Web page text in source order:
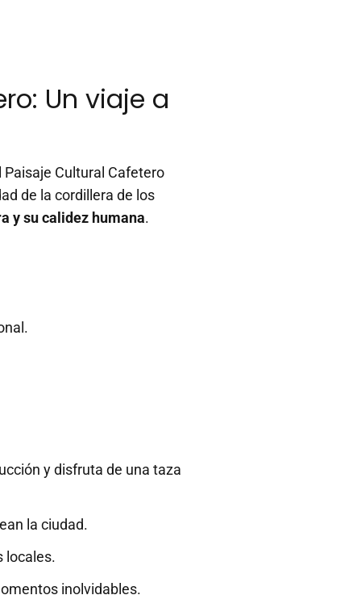
Un viaje a
Cultural Cafetero
de la cordillera de los
y su calidez humana.
y disfruta de una taza
la ciudad.
locales.
inolvidables.